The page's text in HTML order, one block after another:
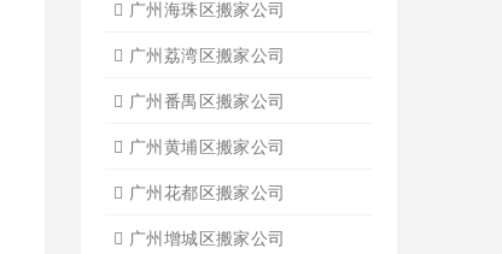
广州海珠区搬家公司
广州荔湾区搬家公司
广州番禺区搬家公司
广州黄埔区搬家公司
广州花都区搬家公司
广州增城区搬家公司